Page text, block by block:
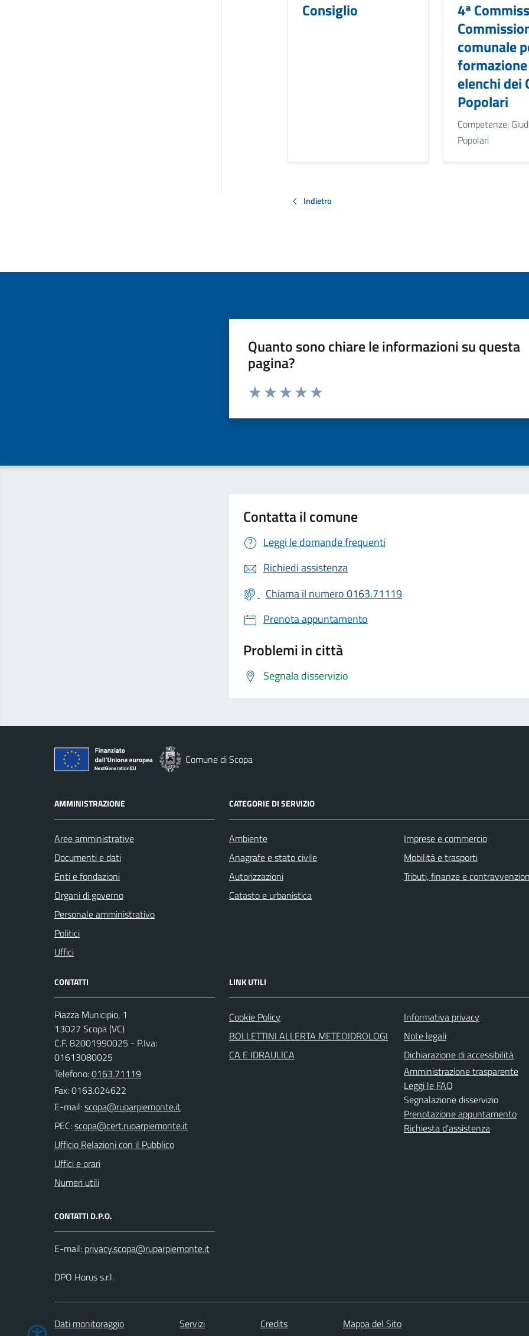
Consiglio
4ª
comunale
elenchi dei
Popolari
Competenze:
Popolari
Indietro
Quanto sono chiare le informazioni su questa
pagina?
Valuta da 1 a 5 stelle la pagina
Contatta il comune
Leggi le domande frequenti
Richiedi assistenza
Chiama il numero 0163.71119
Prenota appuntamento
Problemi in città
Segnala disservizio
Comune di Scopa
AMMINISTRAZIONE
Aree amministrative
Documenti e dati
Enti e fondazioni
Organi di governo
Personale amministrativo
Politici
Uffici
CATEGORIE DI SERVIZIO
Ambiente
Anagrafe e stato civile
Autorizzazioni
Catasto e urbanistica
Imprese e commercio
Mobilità e trasporti
Tributi, finanze e
CONTATTI
Piazza Municipio, 1
13027 Scopa (VC)
C.F. 82001990025 - P.Iva:
01613080025
Telefono:0163.71119
Fax: 0163.024622
E-mail:
PEC:
Ufficio Relazioni con il Pubblico
Uffici e orari
Numeri utili
CONTATTI D.P.O.
E-mail:
DPO Horus s.r.l.
LINK UTILI
Cookie Policy
BOLLETTINI ALLERTA METEOIDROLOGI
CA E IDRAULICA
Informativa privacy
Note legali
Dichiarazione di accessibilità
Amministrazione trasparente
Leggi le FAQ
Segnalazione disservizio
Prenotazione appuntamento
Richiesta d'assistenza
Dati monitoraggio Servizi Credits Mappa del Sito